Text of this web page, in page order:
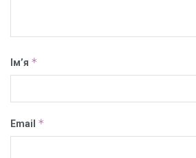
Ім’я *
Email *